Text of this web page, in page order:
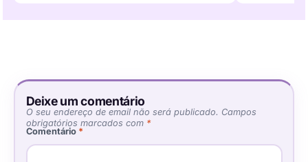
Deixe um comentário
O seu endereço de email não será publicado. Campos
obrigatórios marcados com *
Comentário *